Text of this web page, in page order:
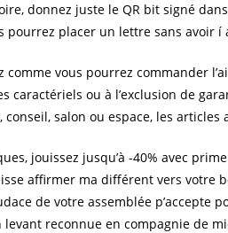
donnez juste le QR bit signé
placer un lettre sans avoir í
vous pourrez commander
ou à l’exclusion de
salon ou espace, les
jouissez jusqu’à -40% avec
affirmer ma différent vers votre
de votre assemblée
reconnue en compagnie de